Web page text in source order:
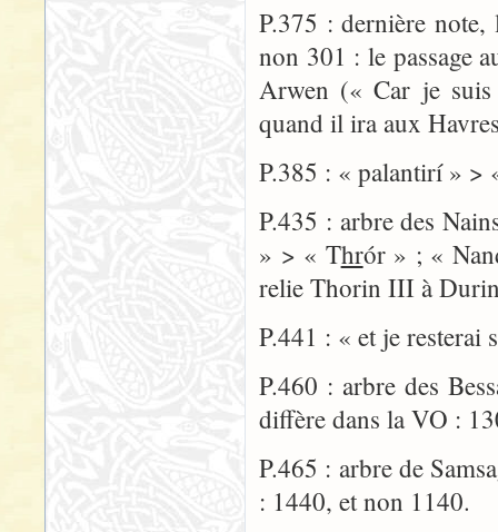
P.375 : dernière note,
non 301 : le passage
Arwen (« Car je
quand il ira aux
P.385 : « palantirí » >
P.435 : arbre des
» > « Thrór » ; «
relie Thorin III à
P.441 : « et je resterai
P.460 : arbre des
diffère dans la VO :
P.465 : arbre de
: 1440, et non 1140.